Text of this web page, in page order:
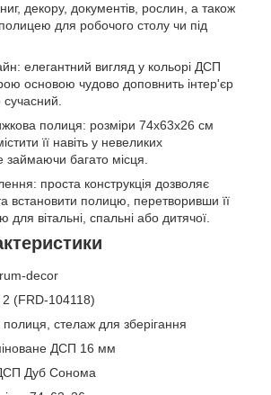
декору, документів, рослин, а також
для робочого столу чи під
елегантний вигляд у кольорі ДСП
основою чудово доповнить інтер'єр
сучасний.
полиця: розміри 74x63x26 см
її навіть у невеликих
займаючи багато місця.
проста конструкція дозволяє
встановити полицю, перетворивши її
для вітальні, спальні або дитячої.
decor
(FRD-104118)
стелаж для зберігання
ДСП 16 мм
Дуб Сонома